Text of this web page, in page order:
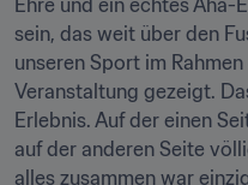
Ehre und ein echtes
sein, das weit über den
unseren Sport im
Veranstaltung gezeigt.
Erlebnis. Auf der einen
auf der anderen Seite
alles zusammen war